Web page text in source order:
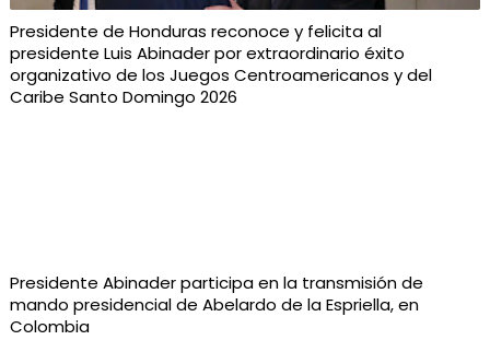
Presidente de Honduras reconoce y felicita al
presidente Luis Abinader por extraordinario éxito
organizativo de los Juegos Centroamericanos y del
Caribe Santo Domingo 2026
Presidente Abinader participa en la transmisión de
mando presidencial de Abelardo de la Espriella, en
Colombia